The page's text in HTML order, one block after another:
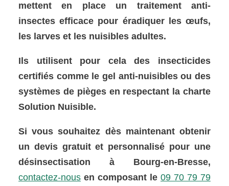
mettent en place un traitement anti-
insectes efficace pour éradiquer les œufs,
les larves et les nuisibles adultes.
Ils utilisent pour cela des insecticides
certifiés comme le gel anti-nuisibles ou des
systèmes de pièges en respectant la charte
Solution Nuisible.
Si vous souhaitez dès maintenant obtenir
un devis gratuit et personnalisé pour une
désinsectisation à Bourg-en-Bresse,
contactez-nous en composant le 09 70 79 79